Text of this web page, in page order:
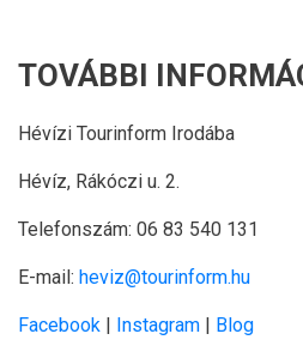
TOVÁBBI
Hévízi Tourinform Irodába
Hévíz, Rákóczi u. 2.
Telefonszám: 06 83 540 131
E-mail: heviz@tourinform.hu
Facebook | Instagram | Blog